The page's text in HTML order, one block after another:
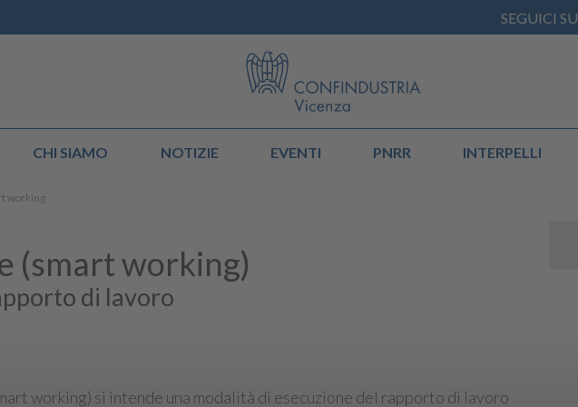
SEGUICI SU
CHI SIAMO NOTIZIE EVENTI PNRR INTERPELLI
working
(smart working)
di lavoro
working) si intende una modalità di esecuzione del rapporto di lavoro